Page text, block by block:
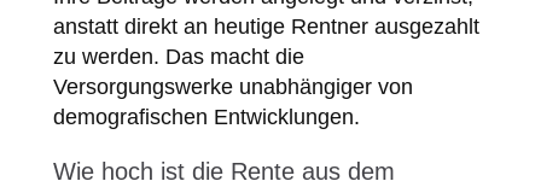
anstatt direkt an heutige Rentner ausgezahlt
zu werden. Das macht die
Versorgungswerke unabhängiger von
demografischen Entwicklungen.
Wie hoch ist die Rente aus dem